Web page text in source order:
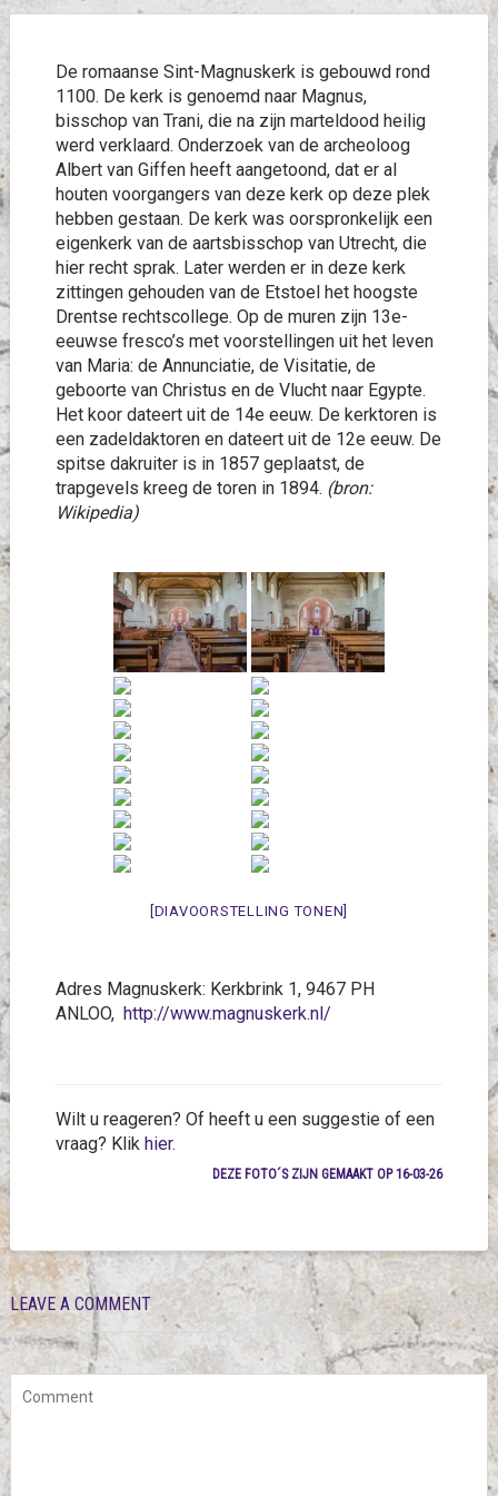
De romaanse Sint-Magnuskerk is gebouwd rond
1100. De kerk is genoemd naar Magnus,
bisschop van Trani, die na zijn marteldood heilig
werd verklaard. Onderzoek van de archeoloog
Albert van Giffen heeft aangetoond, dat er al
houten voorgangers van deze kerk op deze plek
hebben gestaan. De kerk was oorspronkelijk een
eigenkerk van de aartsbisschop van Utrecht, die
hier recht sprak. Later werden er in deze kerk
zittingen gehouden van de Etstoel het hoogste
Drentse rechtscollege. Op de muren zijn 13e-
eeuwse fresco’s met voorstellingen uit het leven
van Maria: de Annunciatie, de Visitatie, de
geboorte van Christus en de Vlucht naar Egypte.
Het koor dateert uit de 14e eeuw. De kerktoren is
een zadeldaktoren en dateert uit de 12e eeuw. De
spitse dakruiter is in 1857 geplaatst, de
trapgevels kreeg de toren in 1894. (bron:
Wikipedia)
[DIAVOORSTELLING TONEN]
Adres Magnuskerk: Kerkbrink 1, 9467 PH
ANLOO, http://www.magnuskerk.nl/
Wilt u reageren? Of heeft u een suggestie of een
vraag? Klik hier.
DEZE FOTO´S ZIJN GEMAAKT OP 16-03-26
LEAVE A COMMENT